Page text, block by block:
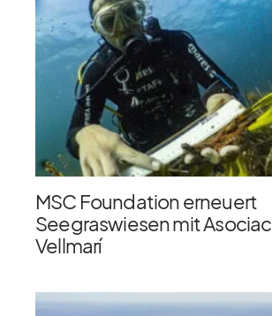
MSC Foundation erneuert
Seegraswiesen mit
Vellmarí